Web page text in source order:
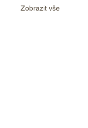
Zobrazit vše